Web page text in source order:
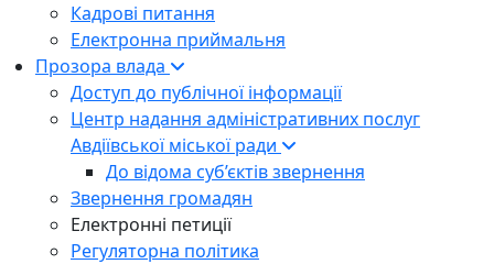
Кадрові питання
Електронна приймальня
Прозора влада
Доступ до публічної інформації
Центр надання адміністративних послуг
Авдіївської міської ради
До відома суб’єктів звернення
Звернення громадян
Електронні петиції
Регуляторна політика